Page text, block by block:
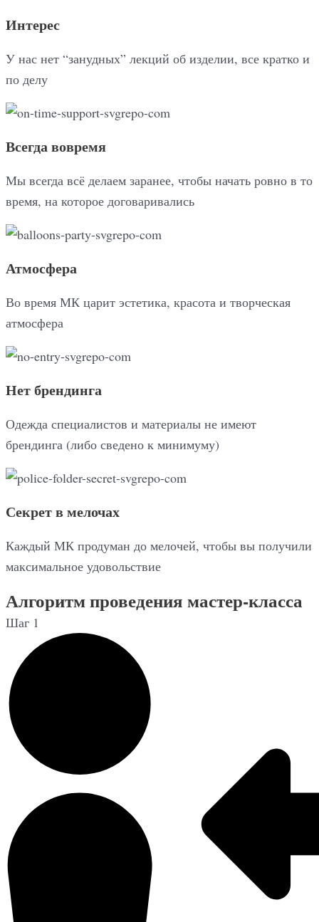
Интерес
У нас нет “занудных” лекций об изделии, все кратко и
по делу
Всегда вовремя
Мы всегда всё делаем заранее, чтобы начать ровно в то
время, на которое договаривались
Атмосфера
Во время МК царит эстетика, красота и творческая
атмосфера
Нет брендинга
Одежда специалистов и материалы не имеют
брендинга (либо сведено к минимуму)
Секрет в мелочах
Каждый МК продуман до мелочей, чтобы вы получили
максимальное удовольствие
Алгоритм проведения мастер-класса
Шаг 1